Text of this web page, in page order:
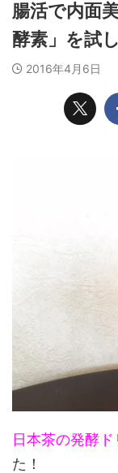
腸活で内面
酵素」を試
2016年4月6日
日本茶の発酵ド
た！